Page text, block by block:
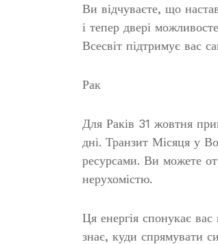
Ви відчуваєте, що
і тепер двері
Всесвіт підтримує вас
Рак
Для Раків 31 жовтня
дні. Транзит Місяця у
ресурсами. Ви можете
нерухомістю.
Ця енергія спонукає
знає, куди спрямувати